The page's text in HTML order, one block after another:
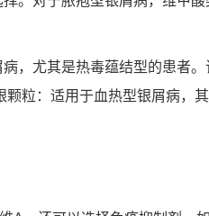
，尤其是热毒蕴结型的患者
粒：适用于血热型银屑病，